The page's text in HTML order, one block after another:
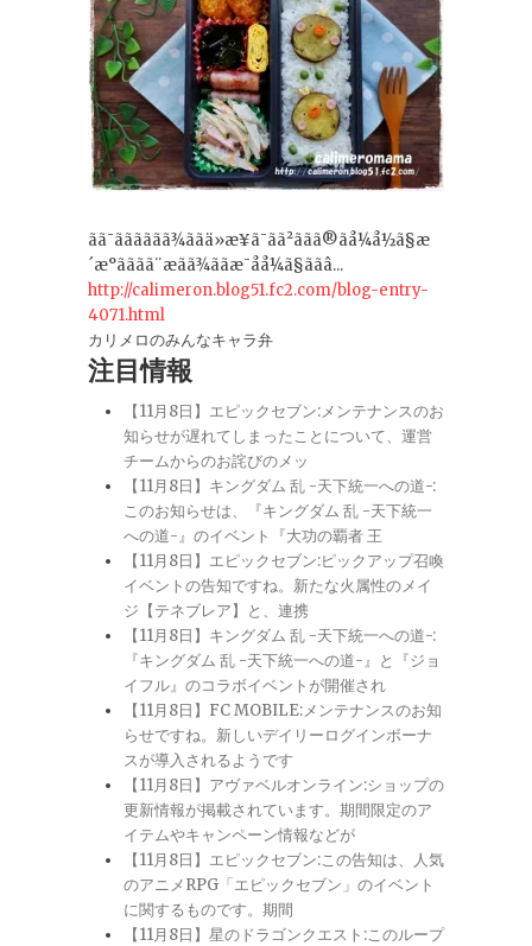
ãã¯ãããããã¾ããä»æ¥ã¯ãã²ããã®ãå¼å½ã§æ
´æ°ãããã¨æãã¾ããæ¯å­å¼ã§ããâ...
http://calimeron.blog51.fc2.com/blog-entry-
4071.html
カリメロのみんなキャラ弁
注目情報
【11月8日】エピックセブン:メンテナンスのお
知らせが遅れてしまったことについて、運営
チームからのお詫びのメッ
【11月8日】キングダム 乱 -天下統一への道-:
このお知らせは、『キングダム 乱 -天下統一
への道-』のイベント『大功の覇者 王
【11月8日】エピックセブン:ピックアップ召喚
イベントの告知ですね。新たな火属性のメイ
ジ【テネブレア】と、連携
【11月8日】キングダム 乱 -天下統一への道-:
『キングダム 乱 -天下統一への道-』と『ジョ
イフル』のコラボイベントが開催され
【11月8日】FC MOBILE:メンテナンスのお知
らせですね。新しいデイリーログインボーナ
スが導入されるようです
【11月8日】アヴァベルオンライン:ショップの
更新情報が掲載されています。期間限定のア
イテムやキャンペーン情報などが
【11月8日】エピックセブン:この告知は、人気
のアニメRPG「エピックセブン」のイベント
に関するものです。期間
【11月8日】星のドラゴンクエスト:このループ